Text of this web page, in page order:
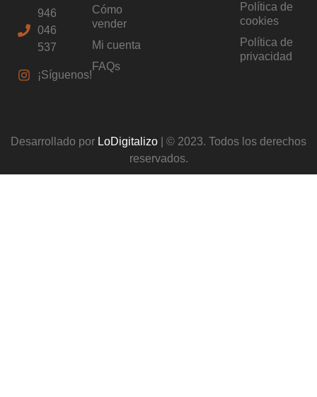
946
046
537
¡Síguenos!
Cómo
vender
Mi cuenta
FAQs
Política de
cookies
Política de
privacidad
Desarrollado por LoDigitalizo | © 2023. Todos los derechos
reservados.